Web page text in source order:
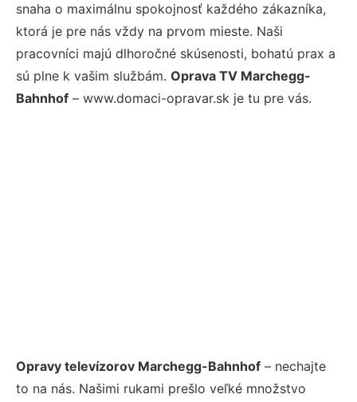
snaha o maximálnu spokojnosť každého zákazníka,
ktorá je pre nás vždy na prvom mieste. Naši
pracovníci majú dlhoročné skúsenosti, bohatú prax a
sú plne k vašim službám. Oprava TV Marchegg-
Bahnhof – www.domaci-opravar.sk je tu pre vás.
Opravy televízorov Marchegg-Bahnhof – nechajte
to na nás. Našimi rukami prešlo veľké množstvo